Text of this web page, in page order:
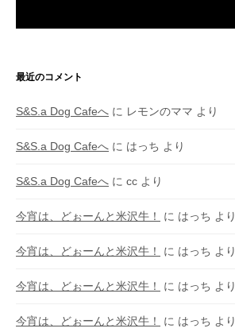
最近のコメント
S&S.a Dog Cafeへ に レモンのママ より
S&S.a Dog Cafeへ に はっち より
S&S.a Dog Cafeへ に cc より
今宵は、どぉーんと米沢牛！ に はっち より
今宵は、どぉーんと米沢牛！ に はっち より
今宵は、どぉーんと米沢牛！ に はっち より
今宵は、どぉーんと米沢牛！ に はっち より